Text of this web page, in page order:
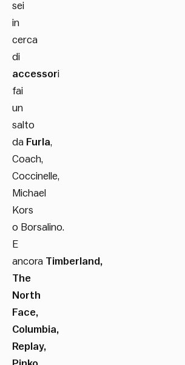
sei
in
cerca
di
accessori
fai
un
salto
da Furla,
Coach,
Coccinelle,
Michael
Kors
o Borsalino.
E
ancora Timberland,
The
North
Face,
Columbia,
Replay,